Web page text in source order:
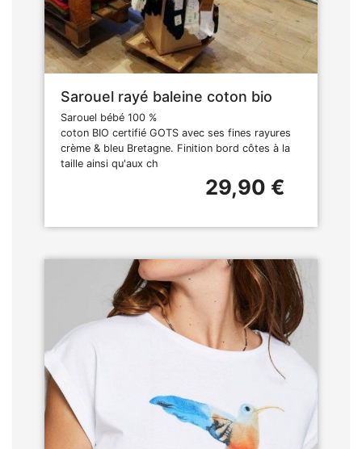
Sarouel rayé baleine coton bio
Sarouel bébé 100 %
coton BIO certifié GOTS avec ses fines rayures
crème & bleu Bretagne. Finition bord côtes à la
taille ainsi qu'aux ch
29,90 €